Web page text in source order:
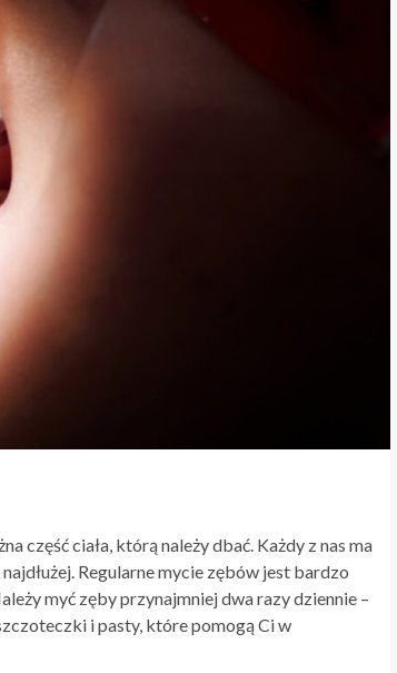
część ciała, którą należy dbać. Każdy z nas ma
Regularne mycie zębów jest bardzo
myć zęby przynajmniej dwa razy dziennie –
i pasty, które pomogą Ci w